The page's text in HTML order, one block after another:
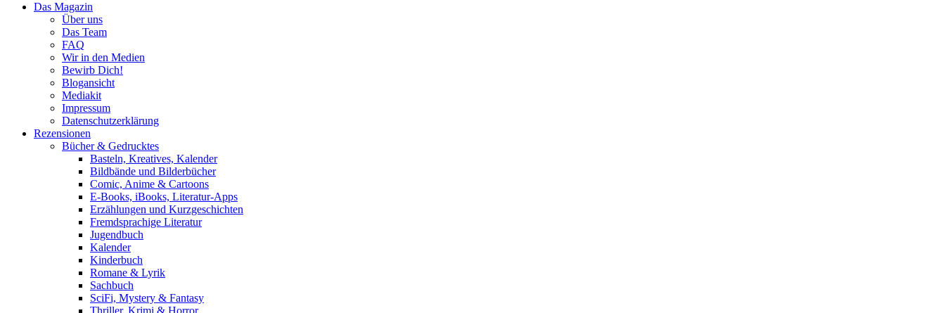
Das Magazin
Über uns
Das Team
FAQ
Wir in den Medien
Bewirb Dich!
Blogansicht
Mediakit
Impressum
Datenschutzerklärung
Rezensionen
Bücher & Gedrucktes
Basteln, Kreatives, Kalender
Bildbände und Bilderbücher
Comic, Anime & Cartoons
E-Books, iBooks, Literatur-Apps
Erzählungen und Kurzgeschichten
Fremdsprachige Literatur
Jugendbuch
Kalender
Kinderbuch
Romane & Lyrik
Sachbuch
SciFi, Mystery & Fantasy
Thriller, Krimi & Horror